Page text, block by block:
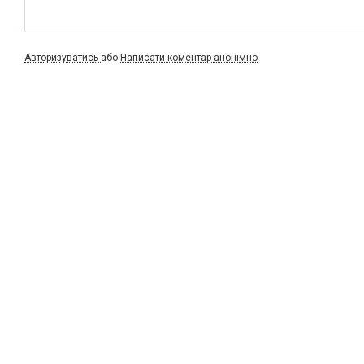
Авторизуватись або Написати коментар анонімно